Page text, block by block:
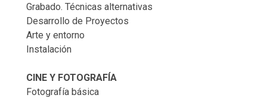
Grabado. Técnicas alternativas
Desarrollo de Proyectos
Arte y entorno
Instalación
CINE Y FOTOGRAFÍA
Fotografía básica